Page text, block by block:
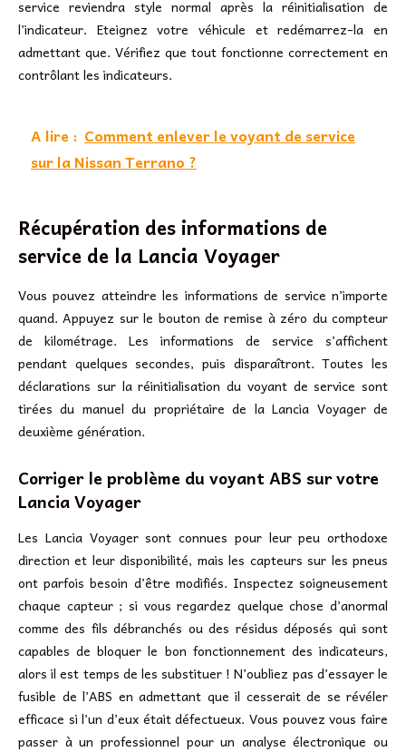
service reviendra style normal après la réinitialisation de
l’indicateur. Eteignez votre véhicule et redémarrez-la en
admettant que. Vérifiez que tout fonctionne correctement en
contrôlant les indicateurs.
A lire : Comment enlever le voyant de service
sur la Nissan Terrano ?
Récupération des informations de
service de la Lancia Voyager
Vous pouvez atteindre les informations de service n’importe
quand. Appuyez sur le bouton de remise à zéro du compteur
de kilométrage. Les informations de service s’affichent
pendant quelques secondes, puis disparaîtront. Toutes les
déclarations sur la réinitialisation du voyant de service sont
tirées du manuel du propriétaire de la Lancia Voyager de
deuxième génération.
Corriger le problème du voyant ABS sur votre
Lancia Voyager
Les Lancia Voyager sont connues pour leur peu orthodoxe
direction et leur disponibilité, mais les capteurs sur les pneus
ont parfois besoin d’être modifiés. Inspectez soigneusement
chaque capteur ; si vous regardez quelque chose d’anormal
comme des fils débranchés ou des résidus déposés qui sont
capables de bloquer le bon fonctionnement des indicateurs,
alors il est temps de les substituer ! N’oubliez pas d’essayer le
fusible de l’ABS en admettant que il cesserait de se révéler
efficace si l’un d’eux était défectueux. Vous pouvez vous faire
passer à un professionnel pour un analyse électronique ou